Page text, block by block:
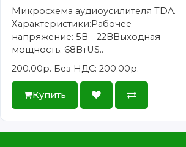
Микросхема аудиоусилителя TDA.
Характеристики:Рабочее
напряжение: 5В - 22ВВыходная
мощность: 68ВтUS..
200.00р. Без НДС: 200.00р.
Купить